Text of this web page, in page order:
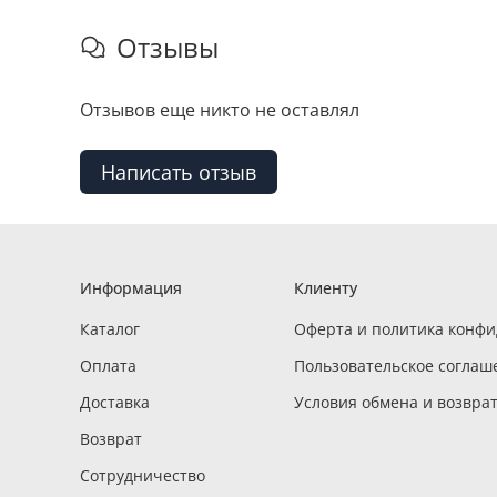
Отзывы
Отзывов еще никто не оставлял
Написать отзыв
Информация
Каталог
Оплата
Доставка
Возврат
Сотрудничество
Клиенту
Оферта и политика
Пользовательское
Условия обмена и